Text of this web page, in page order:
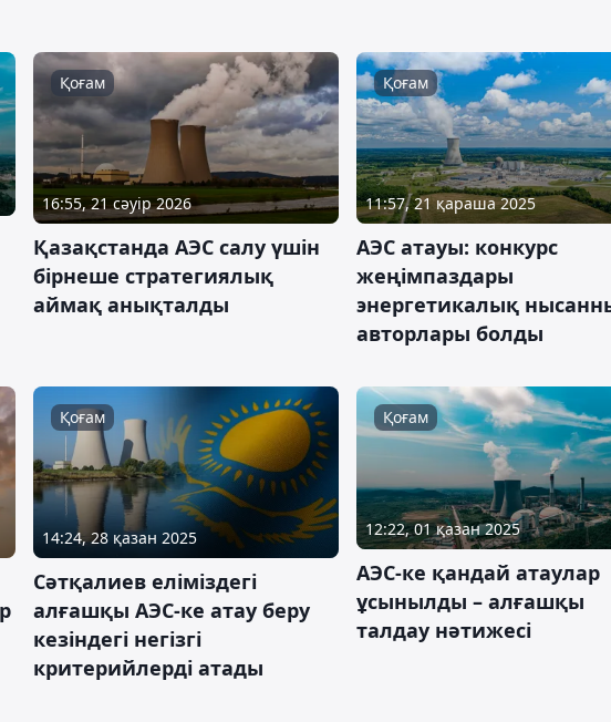
Қоғам
16:55, 21 сәуір 2026
Қазақстанда АЭС салу үшін
бірнеше стратегиялық
аймақ анықталды
Қоғам
11:57, 21 қараша 2025
АЭС атауы: конкурс
жеңімпаздары
энергетикалық
авторлары болды
Қоғам
14:24, 28 қазан 2025
Сәтқалиев еліміздегі
алғашқы АЭС-ке атау беру
кезіндегі негізгі
критерийлерді атады
Қоғам
12:22, 01 қазан 2025
АЭС-ке қандай атаулар
ұсынылды – алғашқы
талдау нәтижесі